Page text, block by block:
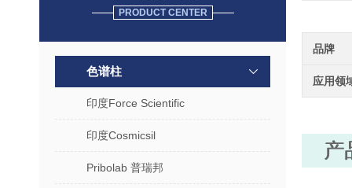
PRODUCT CENTER
色谱柱
印度Force Scientific
印度Cosmicsil
Pribolab 普瑞邦
品牌
应用领
产